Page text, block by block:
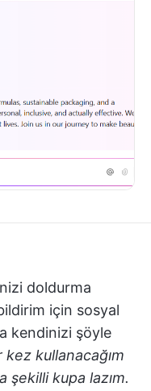
doldurma
için sosyal
kendinizi şöyle
kez kullanacağım
şekilli kupa lazım.